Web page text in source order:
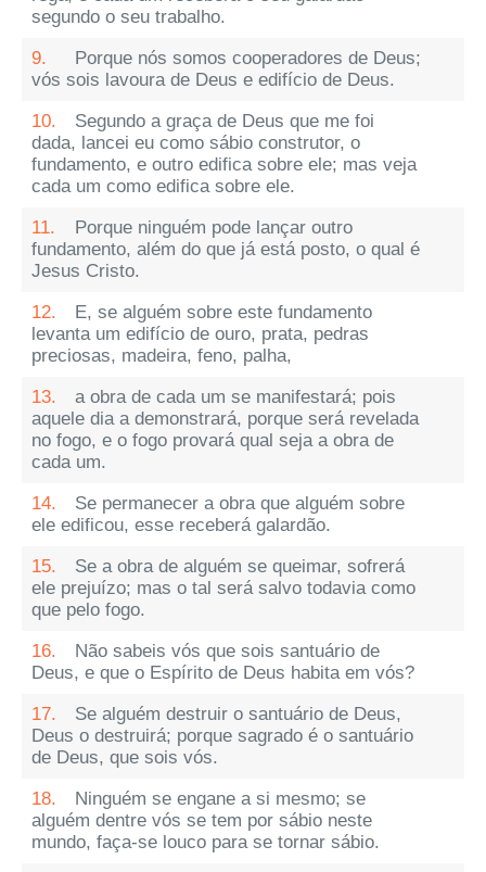
segundo o seu trabalho.
9.
Porque nós somos cooperadores de Deus;
vós sois lavoura de Deus e edifício de Deus.
10.
Segundo a graça de Deus que me foi
dada, lancei eu como sábio construtor, o
fundamento, e outro edifica sobre ele; mas veja
cada um como edifica sobre ele.
11.
Porque ninguém pode lançar outro
fundamento, além do que já está posto, o qual é
Jesus Cristo.
12.
E, se alguém sobre este fundamento
levanta um edifício de ouro, prata, pedras
preciosas, madeira, feno, palha,
13.
a obra de cada um se manifestará; pois
aquele dia a demonstrará, porque será revelada
no fogo, e o fogo provará qual seja a obra de
cada um.
14.
Se permanecer a obra que alguém sobre
ele edificou, esse receberá galardão.
15.
Se a obra de alguém se queimar, sofrerá
ele prejuízo; mas o tal será salvo todavia como
que pelo fogo.
16.
Não sabeis vós que sois santuário de
Deus, e que o Espírito de Deus habita em vós?
17.
Se alguém destruir o santuário de Deus,
Deus o destruirá; porque sagrado é o santuário
de Deus, que sois vós.
18.
Ninguém se engane a si mesmo; se
alguém dentre vós se tem por sábio neste
mundo, faça-se louco para se tornar sábio.